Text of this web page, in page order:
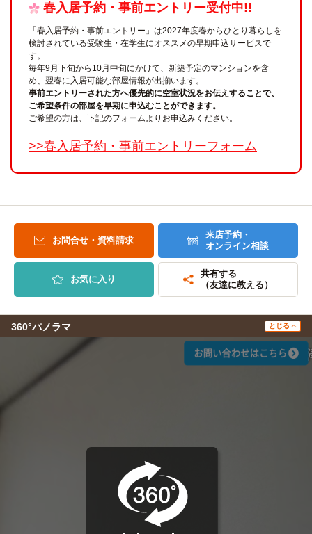
春入居予約・事前エントリー受付中!!
「春入居予約・事前エントリー」は2027年度春からひとり暮らしを
検討されている受験生・在学生にオススメの早期申込サービスで
す。
毎年9月下旬から10月中旬にかけて、新築予定のマンションを含
め、翌春に入居可能な部屋情報が出揃います。
事前エントリーされた方へ優先的に空室状況をお伝えすることで、
ご希望条件の部屋を早期に申込むことができます。
ご希望の方は、下記のフォームよりお申込みください。
>>春入居予約・事前エントリーフォーム
お問合せ・資料請求
来店予約・
オンライン相談
お気に入り
共有する
（友達に教える）
360°パノラマ とじる